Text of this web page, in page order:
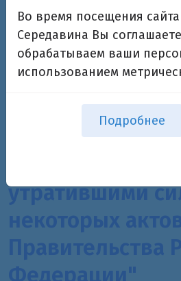
в частную
территории
"Сколково") и
утратившими
Во время посещения
Середавина Вы
обрабатываем ваши
использованием
Подробнее